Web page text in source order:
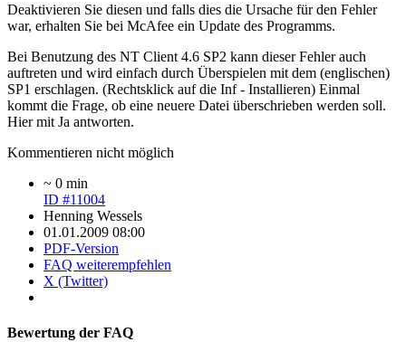
Deaktivieren Sie diesen und falls dies die Ursache für den Fehler
war, erhalten Sie bei McAfee ein Update des Programms.
Bei Benutzung des NT Client 4.6 SP2 kann dieser Fehler auch
auftreten und wird einfach durch Überspielen mit dem (englischen)
SP1 erschlagen. (Rechtsklick auf die Inf - Installieren) Einmal
kommt die Frage, ob eine neuere Datei überschrieben werden soll.
Hier mit Ja antworten.
Kommentieren nicht möglich
~ 0 min
ID #11004
Henning Wessels
01.01.2009 08:00
PDF-Version
FAQ weiterempfehlen
X (Twitter)
Bewertung der FAQ